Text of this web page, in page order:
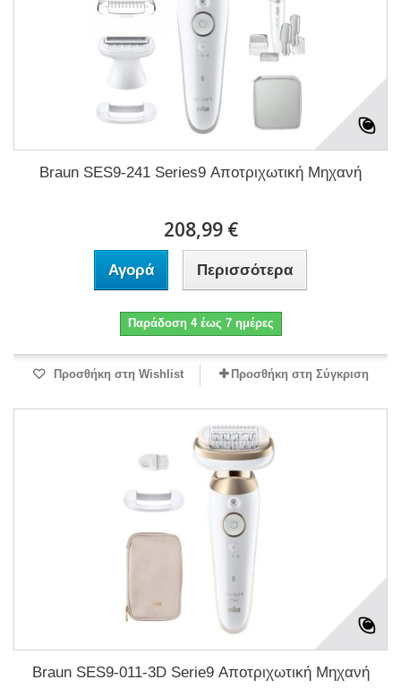
Braun SES9-241 Series9 Αποτριχωτική Μηχανή
208,99 €
Αγορά Περισσότερα
Παράδοση 4 έως 7 ημέρες
Προσθήκη στη Wishlist Προσθήκη στη Σύγκριση
Braun SES9-011-3D Serie9 Αποτριχωτική Μηχανή